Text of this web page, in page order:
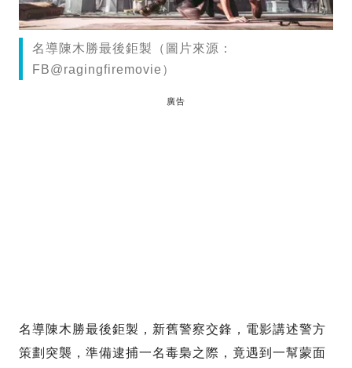
名導陳木勝最後鉅製（圖片來源：
FB@ragingfiremovie）
廣告
名導陳木勝最後鉅製，新舊警察交鋒，電影講述警方
策劃突襲，準備逮捕一名毒梟之際，竟遇到一幫蒙面